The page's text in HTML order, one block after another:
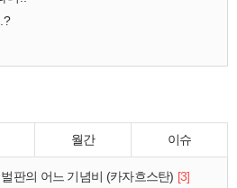
월간 이슈
판의 어느 기념비 (카자흐스탄) [3]